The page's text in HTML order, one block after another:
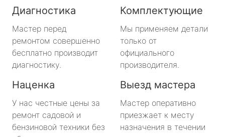
Диагностика
Мастер перед
ремонтом совершенно
бесплатно производит
диагностику.
Комплектующие
Мы применяем детали
только от
официального
производителя.
Наценка
У нас честные цены за
ремонт садовой и
бензиновой техники без
Выезд мастера
Мастер оперативно
приезжает к месту
назначения в течении